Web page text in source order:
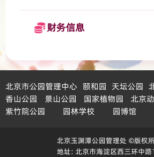
财务信息
北京市公园管理中心 颐和园 天坛公园
香山公园
景山公园 国家植物园 北京
紫竹院公园
园林学校 园博馆
北京玉渊潭公园管理处 ©版权
地址: 北京市海淀区西三环中路